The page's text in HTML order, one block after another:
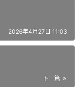
2026年4月27日 11:03
下一篇